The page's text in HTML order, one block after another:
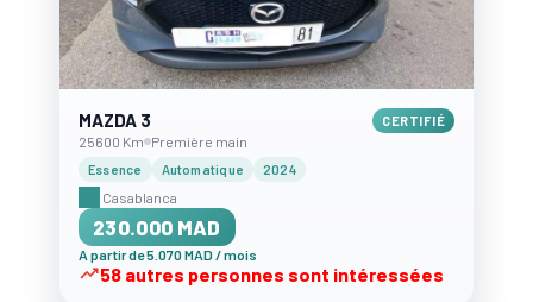
MAZDA 3 CERTIFIÉ
25600 Km Première main
Essence Automatique 2024
Casablanca
230.000 MAD
A partir de 5.070 MAD / mois
58 autres personnes sont intéressées